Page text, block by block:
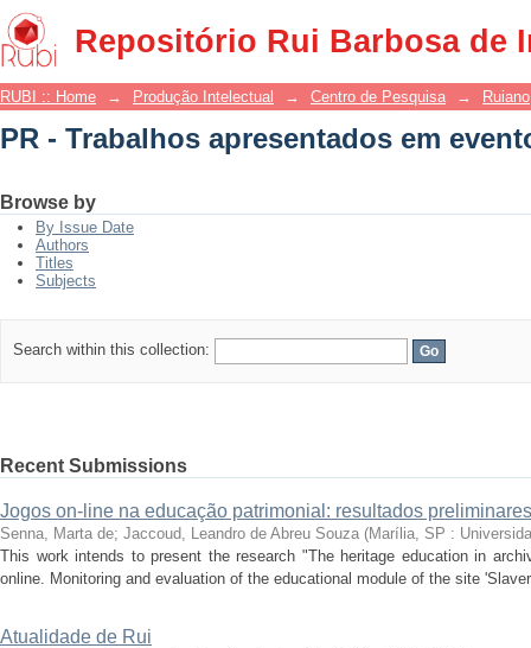
Repositório Rui Barbosa de
PR - Trabalhos apresentados em
RUBI :: Home → Produção Intelectual → Centro de Pesquisa → Ruiano
PR - Trabalhos apresentados em
Browse by
By Issue Date
Authors
Titles
Subjects
Search within this collection:
Recent Submissions
Jogos on-line na educação patrimonial: resultados preliminares
Senna, Marta de; Jaccoud, Leandro de Abreu Souza (Marília, SP :
This work intends to present the research "The heritage education in
online. Monitoring and evaluation of the educational module of the site
Atualidade de Rui